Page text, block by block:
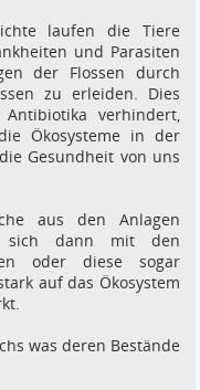
laufen die Tiere
und Parasiten
der Flossen durch
zu erleiden. Dies
verhindert,
Ökosysteme in der
Gesundheit von uns
aus den Anlagen
sich dann mit den
oder diese sogar
auf das Ökosystem
was deren Bestände